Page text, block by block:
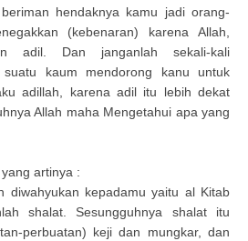
hendaknya kamu jadi orang-
(kebenaran) karena Allah,
adil. Dan janganlah sekali-kali
suatu kaum mendorong kanu untuk
adillah, karena adil itu lebih dekat
Allah maha Mengetahui apa yang
artinya :
diwahyukan kepadamu yaitu al Kitab
shalat. Sesungguhnya shalat itu
perbuatan) keji dan mungkar, dan